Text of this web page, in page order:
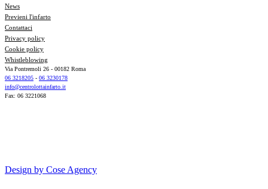
News
Previeni l'infarto
Contattaci
Privacy policy
Cookie policy
Whistleblowing
Via Pontremoli 26 - 00182 Roma
06 3218205 - 06 3230178
info@centrolottainfarto.it
Fax: 06 3221068
Design by Cose Agency